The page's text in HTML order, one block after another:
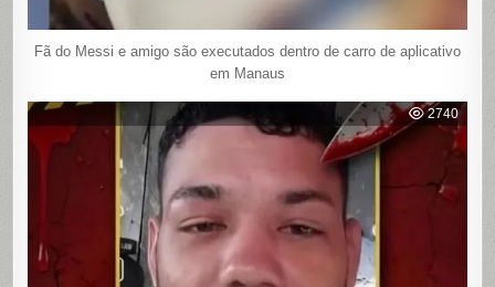
Fã do Messi e amigo são executados dentro de carro de aplicativo
em Manaus
2740